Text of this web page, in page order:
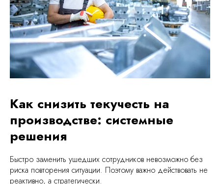
Как снизить текучесть на
производстве: системные
решения
Быстро заменить ушедших сотрудников невозможно без
риска повторения ситуации. Поэтому важно действовать не
реактивно, а стратегически.